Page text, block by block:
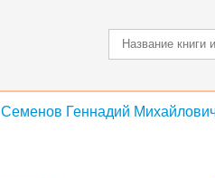
Семенов Геннадий